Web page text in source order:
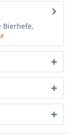
Bierhefe,